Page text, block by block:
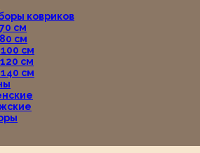
ковриков
см
см
см
см
см